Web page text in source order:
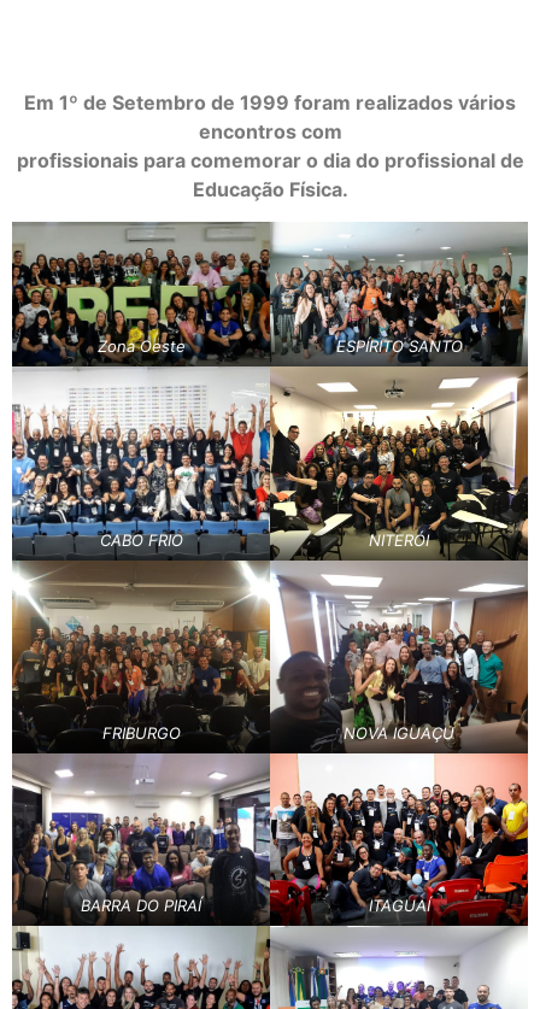
Em 1º de Setembro de 1999 foram realizados vários
encontros com
profissionais para comemorar o dia do profissional de
Educação Física.
Zona Oeste ESPÍRITO SANTO
CABO FRIO NITERÓI
FRIBURGO NOVA IGUAÇU
BARRA DO PIRAÍ ITAGUAÍ